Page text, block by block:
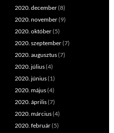
2020. december(8)
2020. november(9)
2020. október(5)
2020. szeptember(7)
2020. augusztus(7)
2020. július(4)
2020. június(1)
2020. május(4)
2020. április(7)
2020. március(4)
2020. február(5)